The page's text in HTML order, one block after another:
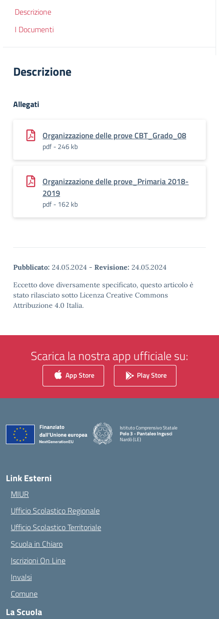
Descrizione
I Documenti
Descrizione
Allegati
Organizzazione delle prove CBT_Grado_08
pdf - 246 kb
Organizzazione delle prove_Primaria 2018-
2019
pdf - 162 kb
Pubblicato: 24.05.2024 - Revisione: 24.05.2024
Eccetto dove diversamente specificato, questo articolo è
stato rilasciato sotto Licenza Creative Commons
Attribuzione 4.0 Italia.
Scarica la nostra app ufficiale su:
App Store Play Store
Istituto Comprensivo Statale
Polo 3 - Pantaleo Ingusci
Nardò (LE)
Link Esterni
MIUR
Ufficio Scolastico Regionale
Ufficio Scolastico Territoriale
Scuola in Chiaro
Iscrizioni On Line
Invalsi
Comune
La Scuola